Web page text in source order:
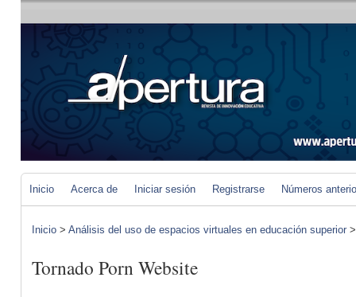
Inicio Acerca de Iniciar sesión Registrarse Números
Inicio > Análisis del uso de espacios virtuales en educación superior
Tornado Porn Website